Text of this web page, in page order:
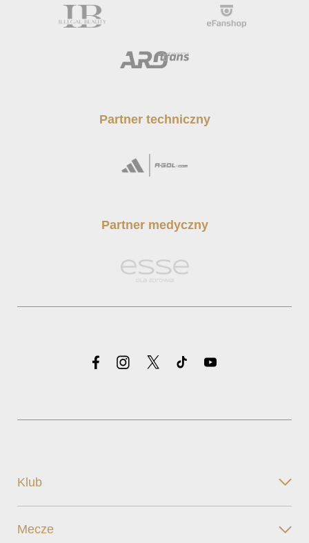
Partner techniczny
Partner medyczny
Klub
Mecze